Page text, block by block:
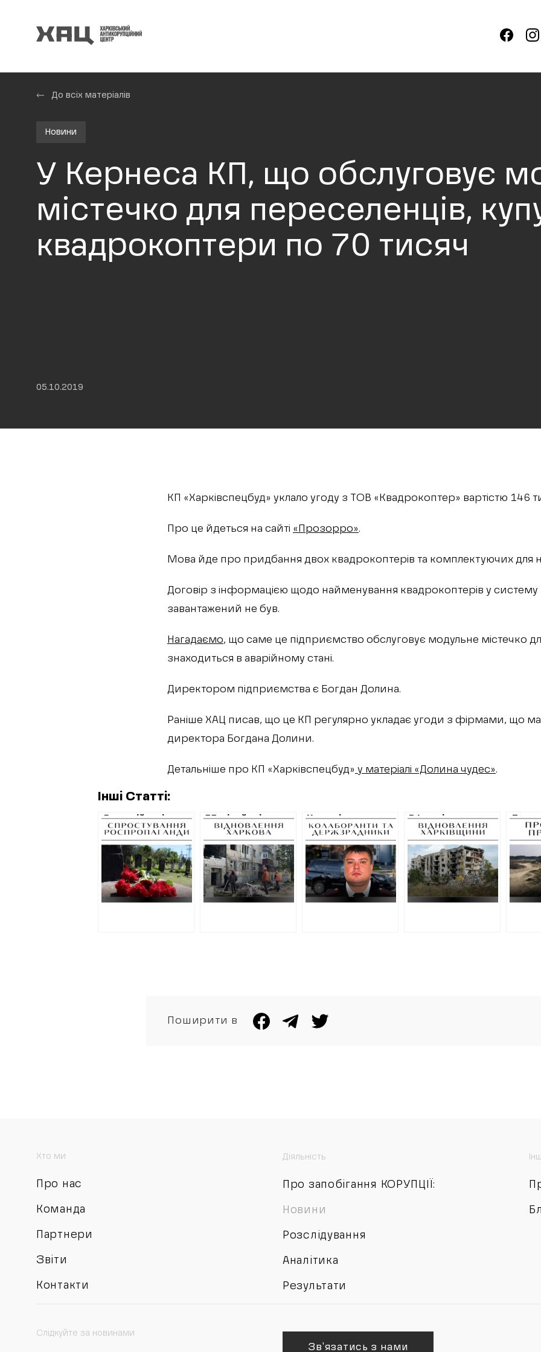
До всіх матеріалів
Новини
У Кернеса КП, що обслуговує
містечко для переселенців,
квадрокоптери по 70 тисяч
05.10.2019
КП «Харківспецбуд» уклало угоду з ТОВ «Квадрокоптер» вартістю 146
Про це йдеться на сайті «Прозорро».
Мова йде про придбання двох квадрокоптерів та комплектуючих для
Договір з інформацією щодо найменування квадрокоптерів у
завантажений не був.
Нагадаємо, що саме це підприємство обслуговує модульне містечко
знаходиться в аварійному стані.
Директором підприємства є Богдан Долина.
Раніше ХАЦ писав, що це КП регулярно укладає угоди з фірмами, що
директора Богдана Долини.
Детальніше про КП «Харківспецбуд» у матеріалі «Долина чудес».
Інші Статті:
Як російські
пропагандисти
маніпулюють
інформацією про
закриття
кладовища у
Харкові
55 мільйонів на
капремонт
постраждалих
харківських
будинків у липні:
перелік адрес
Нова підозра для
“начальника
поліції
Харківської
області” при
окупантах Євгена
Лісняка: відібрав
В Ізюмі замовили
чергові проєкти
на відновлення
будинків: перелік
адрес та
візуалізація
на
Поширити в
Хто ми
Про нас
Команда
Партнери
Звіти
Контакти
Діяльність
Про запобігання КОРУПЦІЇ:
Новини
Розслідування
Аналітика
Результати
Слідкуйте за новинами
Зв'язатись з нами